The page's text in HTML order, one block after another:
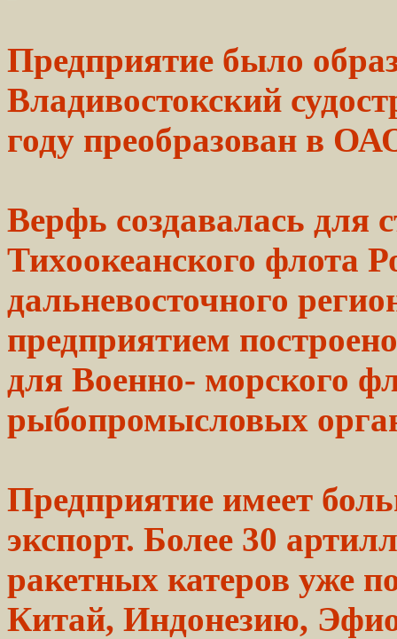
Предприятие было
Владивостокский
году преобразован в
Верфь создавалась для
Тихоокеанского флота
дальневосточного
предприятием
для Военно- морского
рыбопромысловых
Предприятие имеет
экспорт. Более 30
ракетных катеров уже
Китай, Индонезию,